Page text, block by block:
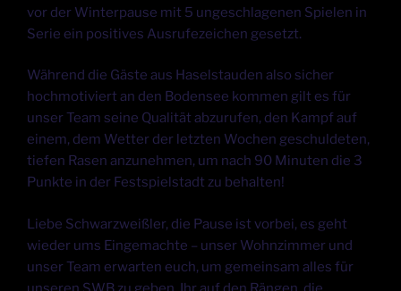
vor der Winterpause mit 5 ungeschlagenen Spielen in
Serie ein positives Ausrufezeichen gesetzt.
Während die Gäste aus Haselstauden also sicher
hochmotiviert an den Bodensee kommen gilt es für
unser Team seine Qualität abzurufen, den Kampf auf
einem, dem Wetter der letzten Wochen geschuldeten,
tiefen Rasen anzunehmen, um nach 90 Minuten die 3
Punkte in der Festspielstadt zu behalten!
Liebe Schwarzweißler, die Pause ist vorbei, es geht
wieder ums Eingemachte – unser Wohnzimmer und
unser Team erwarten euch, um gemeinsam alles für